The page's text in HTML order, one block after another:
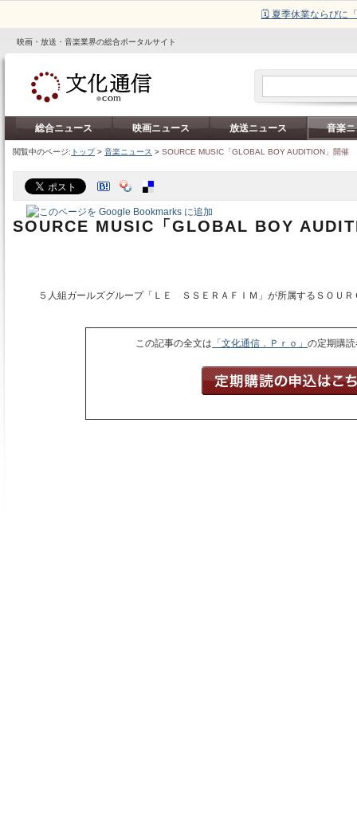
🗓️ 夏季休業ならびに
映画・放送・音楽業界の総合ポータルサイト
総合ニュース 映画ニュース 放送ニュース 音楽
閲覧中のページ: トップ> 音楽ニュース > SOURCE MUSIC「GLOBAL BOY AUDITION」開催
SOURCE MUSIC「GLOBAL BOY
５人組ガールズグループ「ＬＥ ＳＳＥＲＡＦＩＭ」が所属するＳＯ
この記事の全文は 「文化通信．Ｐｒｏ」の定期購